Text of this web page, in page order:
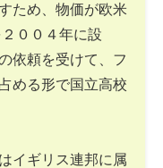
ため、物価が欧米
００４年に設
依頼を受けて、フ
める形で国立高校
イギリス連邦に属